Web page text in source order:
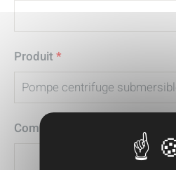
Produit *
Commentaire